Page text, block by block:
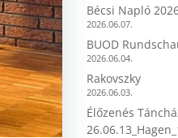
Bécsi Napló
2026.06.07.
BUOD
2026.06.04.
Rakovszky
2026.06.03.
Élőzenés